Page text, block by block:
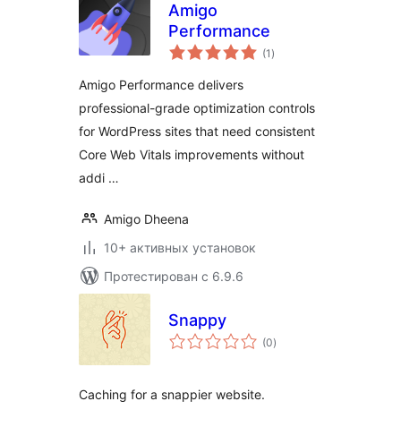
Amigo
Performance
(1 общий
рейтинг
)
Amigo Performance delivers
professional-grade optimization controls
for WordPress sites that need consistent
Core Web Vitals improvements without
addi …
Amigo Dheena
10+ активных установок
Протестирован с 6.9.6
Snappy
(0общий
рейтинг
)
Caching for a snappier website.